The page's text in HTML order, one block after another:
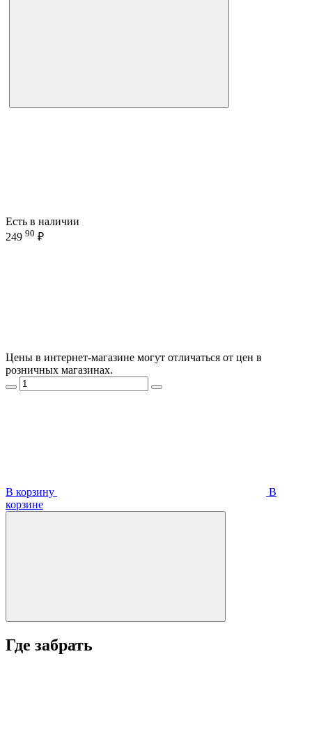
Есть в наличии
249 90 ₽
Цены в интернет-магазине могут отличаться от цен в
розничных магазинах.
В корзину
В
корзинe
Где забрать